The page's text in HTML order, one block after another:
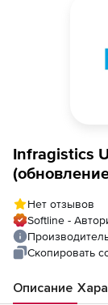
Infragistics
Нет отзывов
Softline -
Скопировать
Описание